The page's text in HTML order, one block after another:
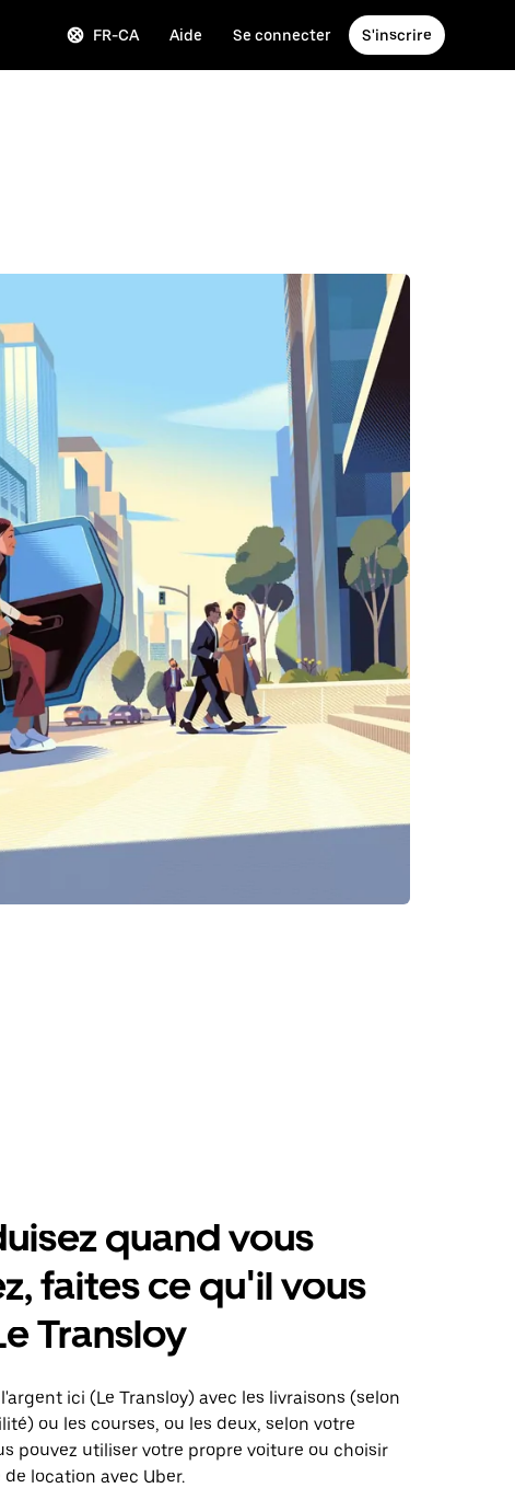
FR-CA Aide Se connecter S'inscrire
quand vous
faites ce qu'il vous
Transloy
ici (Le Transloy) avec les livraisons (selon
ou les courses, ou les deux, selon votre
pouvez utiliser votre propre voiture ou choisir
location avec Uber.